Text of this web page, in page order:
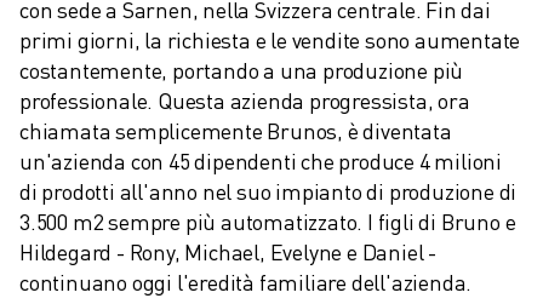
con sede a Sarnen, nella Svizzera centrale. Fin dai
primi giorni, la richiesta e le vendite sono aumentate
costantemente, portando a una produzione più
professionale. Questa azienda progressista, ora
chiamata semplicemente Brunos, è diventata
un'azienda con 45 dipendenti che produce 4 milioni
di prodotti all'anno nel suo impianto di produzione di
3.500 m2 sempre più automatizzato. I figli di Bruno e
Hildegard - Rony, Michael, Evelyne e Daniel -
continuano oggi l'eredità familiare dell'azienda.